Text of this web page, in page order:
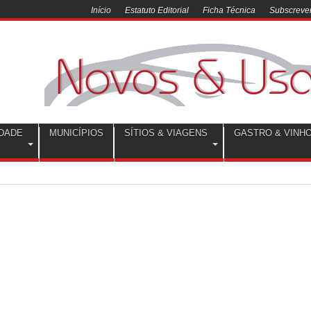
Início Estatuto Editorial Ficha Técnica
MUNICÍPIOS SÍTIOS & VIAGENS GASTRO &